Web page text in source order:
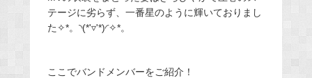
テージに劣らず、一番星のように輝いておりまし
た✧*。◝(*'▿'*)◜✧*。
ここでバンドメンバーをご紹介！